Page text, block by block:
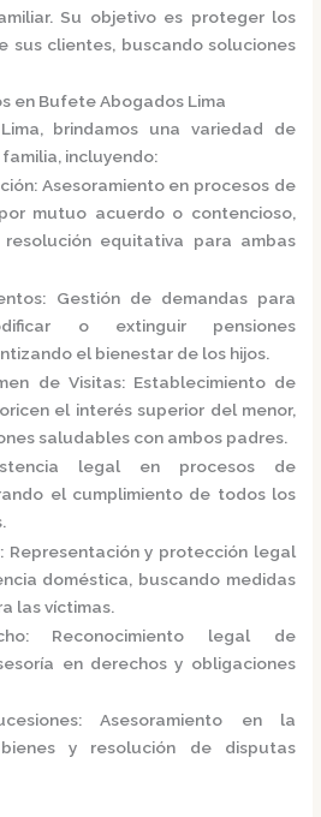
Su objetivo es proteger los
sus clientes, buscando soluciones
en Bufete Abogados Lima
, brindamos una variedad de
incluyendo:
: Asesoramiento en procesos de
mutuo acuerdo o contencioso,
equitativa para ambas
: Gestión de demandas para
o extinguir pensiones
el bienestar de los hijos.
de Visitas: Establecimiento de
el interés superior del menor,
saludables con ambos padres.
legal en procesos de
el cumplimiento de todos los
: Representación y protección legal
doméstica, buscando medidas
las víctimas.
: Reconocimiento legal de
en derechos y obligaciones
:Asesoramiento en la
y resolución de disputas